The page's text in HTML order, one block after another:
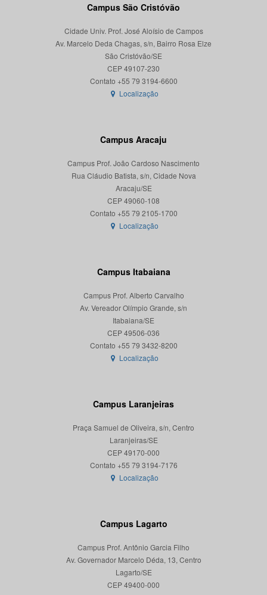
Campus São Cristóvão
Cidade Univ. Prof. José Aloísio de Campos
Av. Marcelo Deda Chagas, s/n, Bairro Rosa Elze
São Cristóvão/SE
CEP 49107-230
Localização
Campus Aracaju
Campus Prof. João Cardoso Nascimento
Rua Cláudio Batista, s/n, Cidade Nova
Aracaju/SE
CEP 49060-108
Localização
Campus Itabaiana
Campus Prof. Alberto Carvalho
Av. Vereador Olímpio Grande, s/n
Itabaiana/SE
CEP 49506-036
Localização
Campus Laranjeiras
Praça Samuel de Oliveira, s/n, Centro
Laranjeiras/SE
CEP 49170-000
Localização
Campus Lagarto
Campus Prof. Antônio Garcia Filho
Av. Governador Marcelo Déda, 13, Centro
Lagarto/SE
CEP 49400-000